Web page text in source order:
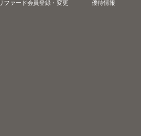
ファード会員登録・変更 優待情報